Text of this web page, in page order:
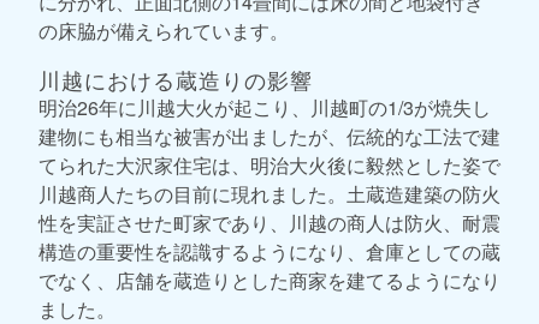
の床脇が備えられています。
川越における蔵造りの影響
明治26年に川越大火が起こり、川越町の1/3が焼失し
建物にも相当な被害が出ましたが、伝統的な工法で建
てられた大沢家住宅は、明治大火後に毅然とした姿で
川越商人たちの目前に現れました。土蔵造建築の防火
性を実証させた町家であり、川越の商人は防火、耐震
構造の重要性を認識するようになり、倉庫としての蔵
でなく、店舗を蔵造りとした商家を建てるようになり
ました。